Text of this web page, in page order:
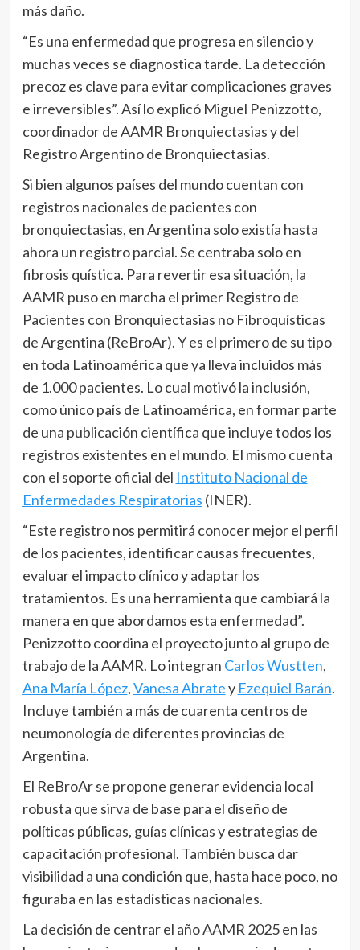
más daño.
“Es una enfermedad que progresa en silencio y
muchas veces se diagnostica tarde. La detección
precoz es clave para evitar complicaciones graves
e irreversibles”. Así lo explicó Miguel Penizzotto,
coordinador de AAMR Bronquiectasias y del
Registro Argentino de Bronquiectasias.
Si bien algunos países del mundo cuentan con
registros nacionales de pacientes con
bronquiectasias, en Argentina solo existía hasta
ahora un registro parcial. Se centraba solo en
fibrosis quística. Para revertir esa situación, la
AAMR puso en marcha el primer Registro de
Pacientes con Bronquiectasias no Fibroquísticas
de Argentina (ReBroAr). Y es el primero de su tipo
en toda Latinoamérica que ya lleva incluidos más
de 1.000 pacientes. Lo cual motivó la inclusión,
como único país de Latinoamérica, en formar parte
de una publicación científica que incluye todos los
registros existentes en el mundo. El mismo cuenta
con el soporte oficial del Instituto Nacional de
Enfermedades Respiratorias (INER).
“Este registro nos permitirá conocer mejor el perfil
de los pacientes, identificar causas frecuentes,
evaluar el impacto clínico y adaptar los
tratamientos. Es una herramienta que cambiará la
manera en que abordamos esta enfermedad”.
Penizzotto coordina el proyecto junto al grupo de
trabajo de la AAMR. Lo integran Carlos Wustten,
Ana María López,Vanesa Abratey Ezequiel Barán.
Incluye también a más de cuarenta centros de
neumonología de diferentes provincias de
Argentina.
El ReBroAr se propone generar evidencia local
robusta que sirva de base para el diseño de
políticas públicas, guías clínicas y estrategias de
capacitación profesional. También busca dar
visibilidad a una condición que, hasta hace poco, no
figuraba en las estadísticas nacionales.
La decisión de centrar el año AAMR 2025 en las